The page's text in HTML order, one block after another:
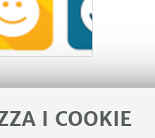
I COOKIE